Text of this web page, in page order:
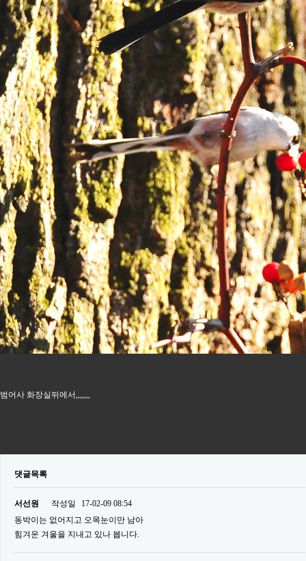
범어사 화장실뒤에서,,,,,,,
댓글목록
서선원 작성일
17-02-09 08:54
동박이는 없어지고 오목눈이만 남아
힘겨운 겨울을 지내고 있나 봅니다.